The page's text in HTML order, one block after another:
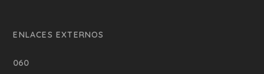
ENLACES EXTERNOS
060